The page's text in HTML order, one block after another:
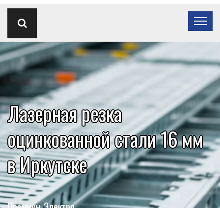
Лазерная резка
оцинкованной стали 16 мм
в Иркутске